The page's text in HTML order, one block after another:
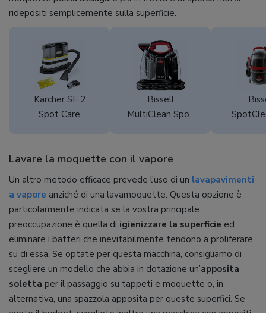
ridepositi semplicemente sulla superficie.
Kärcher SE 2
Spot Care
Bissell
MultiClean Spot
Lavare la moquette con il vapore
Un altro metodo efficace prevede l’uso di un lavapavimenti
a vapore anziché di una lavamoquette. Questa opzione è
particolarmente indicata se la vostra principale
preoccupazione è quella di igienizzare la superficie ed
eliminare i batteri che inevitabilmente tendono a proliferare
su di essa. Se optate per questa macchina, consigliamo di
scegliere un modello che abbia in dotazione un’apposita
soletta per il passaggio su tappeti e moquette o, in
alternativa, una spazzola apposita per queste superfici. Se